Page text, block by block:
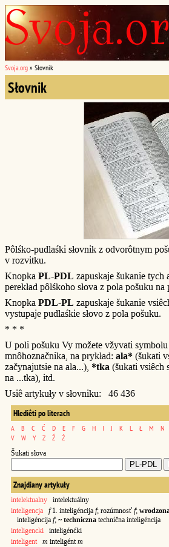
Svoja.org » Słovnik
Słovnik
Pôlśko-pudlaśki słovnik z odvorôtnym
v rozvitku.
Knopka PL-PDL zapuskaje šukanie tych
perekład pôlśkoho słova z pola pošuku
Knopka PDL-PL zapuskaje šukanie
vystupaje pudlaśkie słovo z pola pošuku.
* * *
U poli pošuku Vy možete vžyvati symbolu
mnôhoznačnika, na prykład: ala* (šukati
začynajutsie na ala...), *tka (šukati vsiêch
na ...tka), itd.
Usiê artykuły v słovniku: 46 436
Hlediêti po literach
A B C Ć D E F G H I J K L Ł M N
V
W Y Z Ź Ż
Šukati słova
Znajdiany artykuły
intelektualny intelektuálny
inteligencja
f1. inteligéncija f; rozúmnosť f;
inteligéncija f; ~ techniczna techníčna inteligéncija
inteligencki inteligénćki
inteligent
m inteligént m